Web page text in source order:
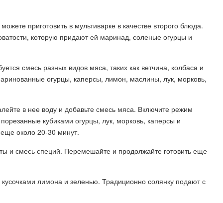
приготовить в мультиварке в качестве второго блюда.
которую придают ей маринад, соленые огурцы и
смесь разных видов мяса, таких как ветчина, колбаса и
огурцы, каперсы, лимон, маслины, лук, морковь,
в нее воду и добавьте смесь мяса. Включите режим
кубиками огурцы, лук, морковь, каперсы и
около 20-30 минут.
и смесь специй. Перемешайте и продолжайте готовить еще
лимона и зеленью. Традиционно солянку подают с